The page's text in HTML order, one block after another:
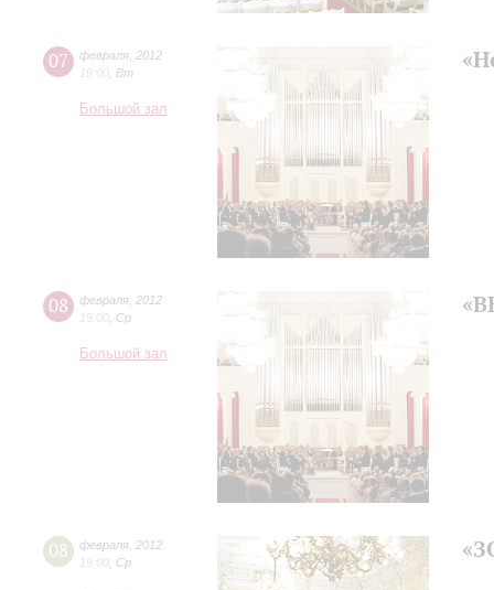
07 февраля 2012
19:00 Вт
Большой зал
08 февраля 2012
19:00 Ср
Большой зал
08 февраля 2012
19:00 Ср